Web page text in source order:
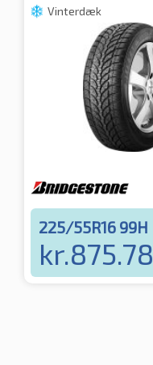
Vinterdæk
225/55R16 99H
kr.875.78